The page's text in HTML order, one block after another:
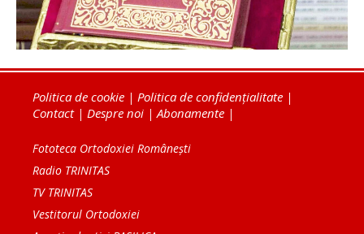
Politica de cookie | Politica de confidențialitate |
Contact| Despre noi | Abonamente |
Fototeca Ortodoxiei Românești
Radio TRINITAS
TV TRINITAS
Vestitorul Ortodoxiei